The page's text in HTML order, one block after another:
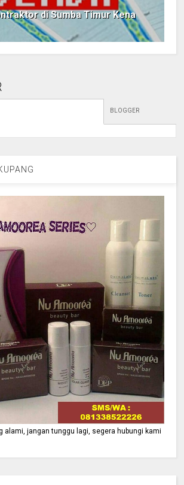
di Sumba Timur Kena
BLOGGER
alami, jangan tunggu lagi, segera hubungi kami